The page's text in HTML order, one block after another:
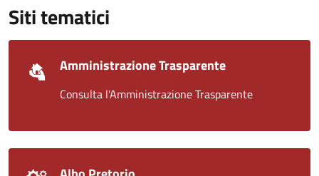
Siti tematici
Amministrazione Trasparente
Consulta l'Amministrazione Trasparente